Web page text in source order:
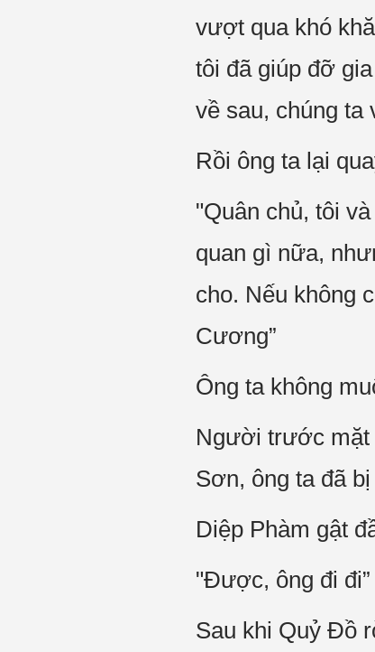
vượt qua khó
tôi đã giúp đỡ
về sau, chúng ta
Rồi ông ta lại
"Quân chủ, tôi
quan gì nữa,
cho. Nếu không
Cương”
Ông ta không
Người trước mặt
Sơn, ông ta đã
Diệp Phàm gật
"Được, ông đi đi”
Sau khi Quỷ Đồ